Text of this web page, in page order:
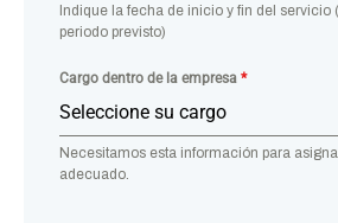
Indique la fecha de inicio y fin del servicio
periodo previsto)
Cargo dentro de la empresa *
Seleccione su cargo
Necesitamos esta información para
adecuado.